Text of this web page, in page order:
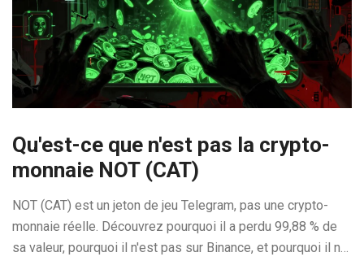
Qu'est-ce que n'est pas la crypto-
monnaie NOT (CAT)
NOT (CAT) est un jeton de jeu Telegram, pas une crypto-
monnaie réelle. Découvrez pourquoi il a perdu 99,88 % de
sa valeur, pourquoi il n'est pas sur Binance, et pourquoi il ne